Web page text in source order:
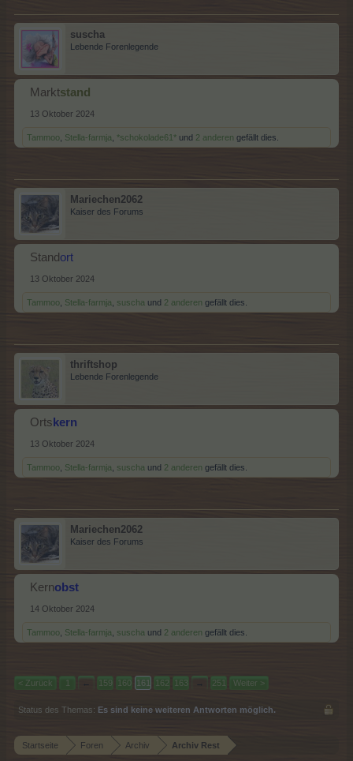
suscha
Lebende Forenlegende
Marktstand
13 Oktober 2024
Tammoo Stella-farmja *schokolade61* und 2 anderen gefällt dies.
Mariechen2062
Kaiser des Forums
Standort
13 Oktober 2024
Tammoo Stella-farmja suscha und 2 anderen gefällt dies.
thriftshop
Lebende Forenlegende
Orts kern
13 Oktober 2024
Tammoo Stella-farmja suscha und 2 anderen gefällt dies.
Mariechen2062
Kaiser des Forums
Kernobst
14 Oktober 2024
Tammoo Stella-farmja suscha und 2 anderen gefällt dies.
< Zurück 1 ← 159 160 161 162 163 → 251 Weiter >
Status des Themas: Es sind keine weiteren Antworten möglich.
Startseite Foren Archiv Archiv Rest